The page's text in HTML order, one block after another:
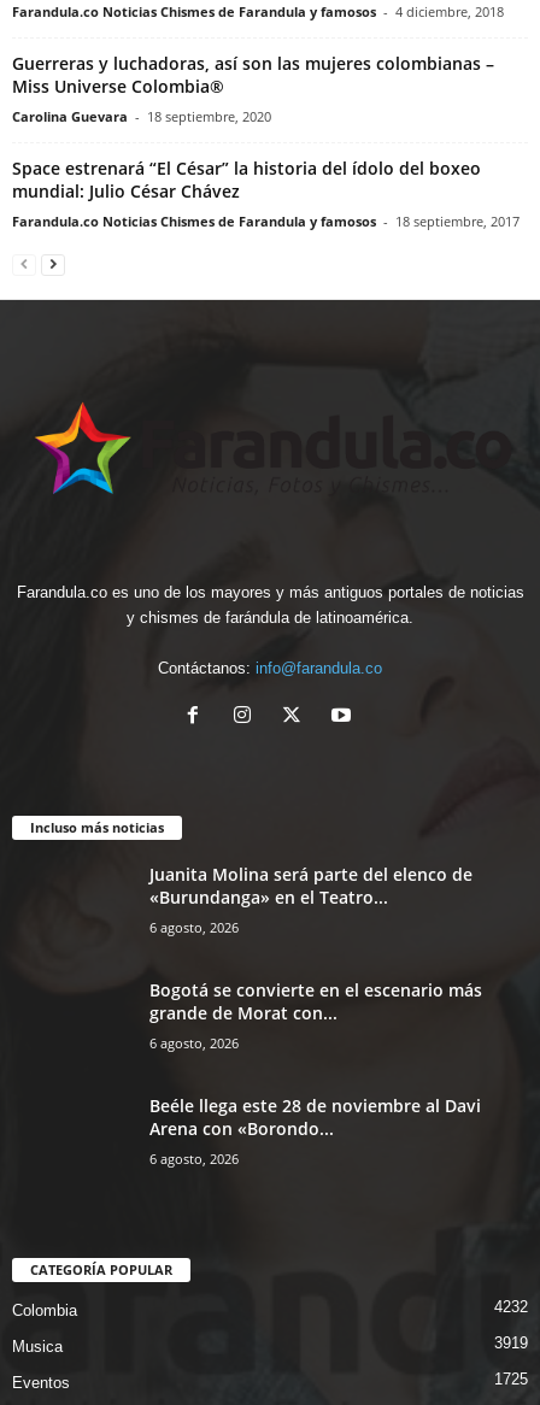
Farandula.co Noticias Chismes de Farandula y famosos - 4 diciembre, 2018
Guerreras y luchadoras, así son las mujeres colombianas –
Miss Universe Colombia®
Carolina Guevara - 18 septiembre, 2020
Space estrenará “El César” la historia del ídolo del boxeo
mundial: Julio César Chávez
Farandula.co Noticias Chismes de Farandula y famosos - 18 septiembre, 2017
Farandula.co es uno de los mayores y más antiguos portales de noticias
y chismes de farándula de latinoamérica.
Contáctanos: info@farandula.co
Incluso más noticias
Juanita Molina será parte del elenco de
«Burundanga» en el Teatro...
6 agosto, 2026
Bogotá se convierte en el escenario más
grande de Morat con...
6 agosto, 2026
Beéle llega este 28 de noviembre al Davi
Arena con «Borondo...
6 agosto, 2026
CATEGORÍA POPULAR
Colombia 4232
Musica 3919
Eventos 1725